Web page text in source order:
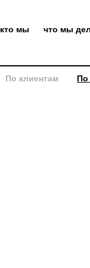
кто мы что мы
По клиентам По